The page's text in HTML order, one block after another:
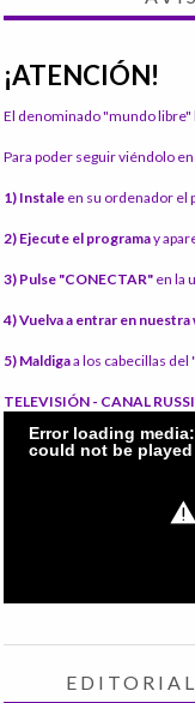
¡ATENCIÓN!
El denominado "mundo libre"
Para poder seguir viéndolo
1) Instale en su ordenador el
2) Ejecute el programay
3) Pulse "CONECTAR" en la
4) Vuelva a entrar en nuestra
5) Maldigaa los cabecillas
TELEVISIÓN - CANAL